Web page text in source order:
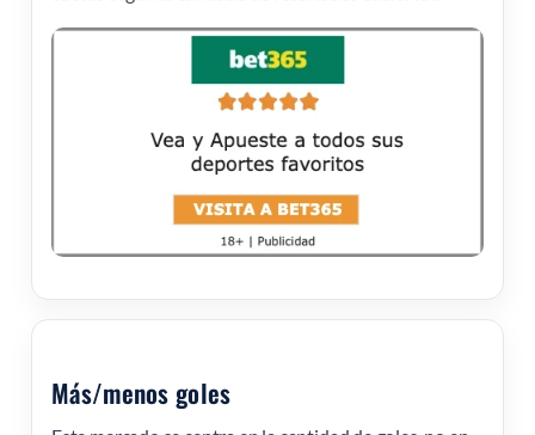
Más/menos goles